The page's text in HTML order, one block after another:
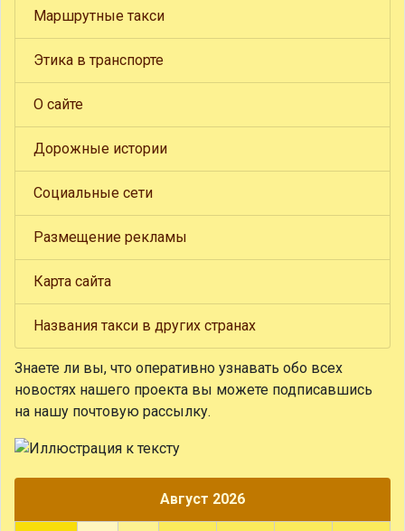
Маршрутные такси
Этика в транспорте
О сайте
Дорожные истории
Социальные сети
Размещение рекламы
Карта сайта
Названия такси в других странах
Знаете ли вы, что оперативно узнавать обо всех
новостях нашего проекта вы можете подписавшись
на нашу почтовую рассылку.
Август 2026